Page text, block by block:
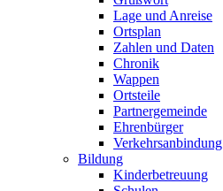
Lage und Anreise
Ortsplan
Zahlen und Daten
Chronik
Wappen
Ortsteile
Partnergemeinde
Ehrenbürger
Verkehrsanbindung
Bildung
Kinderbetreuung